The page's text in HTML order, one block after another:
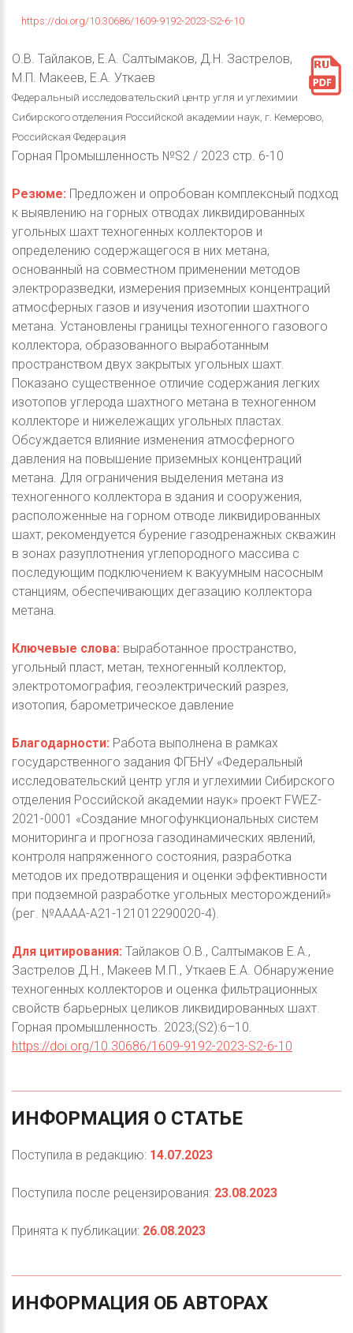
https://doi.org/10.30686/1609-9192-2023-S2-6-10
О.В. Тайлаков, Е.А. Салтымаков, Д.Н. Застрелов,
М.П. Макеев, Е.А. Уткаев
Федеральный исследовательский центр угля и углехимии
Сибирского отделения Российской академии наук, г. Кемерово,
Российская Федерация
Горная Промышленность №S2 / 2023 стр. 6-10
Резюме: Предложен и опробован комплексный подход
к выявлению на горных отводах ликвидированных
угольных шахт техногенных коллекторов и
определению содержащегося в них метана,
основанный на совместном применении методов
электроразведки, измерения приземных концентраций
атмосферных газов и изучения изотопии шахтного
метана. Установлены границы техногенного газового
коллектора, образованного выработанным
пространством двух закрытых угольных шахт.
Показано существенное отличие содержания легких
изотопов углерода шахтного метана в техногенном
коллекторе и нижележащих угольных пластах.
Обсуждается влияние изменения атмосферного
давления на повышение приземных концентраций
метана. Для ограничения выделения метана из
техногенного коллектора в здания и сооружения,
расположенные на горном отводе ликвидированных
шахт, рекомендуется бурение газодренажных скважин
в зонах разуплотнения углепородного массива с
последующим подключением к вакуумным насосным
станциям, обеспечивающих дегазацию коллектора
метана.
Ключевые слова: выработанное пространство,
угольный пласт, метан, техногенный коллектор,
электротомография, геоэлектрический разрез,
изотопия, барометрическое давление
Благодарности: Работа выполнена в рамках
государственного задания ФГБНУ «Федеральный
исследовательский центр угля и углехимии Сибирского
отделения Российской академии наук» проект FWEZ-
2021-0001 «Создание многофункциональных систем
мониторинга и прогноза газодинамических явлений,
контроля напряженного состояния, разработка
методов их предотвращения и оценки эффективности
при подземной разработке угольных месторождений»
(рег. №АААА-А21-121012290020-4).
Для цитирования: Тайлаков О.В., Салтымаков Е.А.,
Застрелов Д.Н., Макеев М.П., Уткаев Е.А. Обнаружение
техногенных коллекторов и оценка фильтрационных
свойств барьерных целиков ликвидированных шахт.
Горная промышленность. 2023;(S2):6–10.
https://doi.org/10.30686/1609-9192-2023-S2-6-10
ИНФОРМАЦИЯ О СТАТЬЕ
Поступила в редакцию: 14.07.2023
Поступила после рецензирования: 23.08.2023
Принята к публикации: 26.08.2023
ИНФОРМАЦИЯ ОБ АВТОРАХ